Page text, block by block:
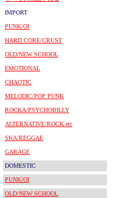
IMPORT
PUNK/OI
HARD CORE/CRUST
OLD/NEW SCHOOL
EMOTIONAL
CHAOTIC
MELODIC/POP PUNK
ROCKA/PSYCHOBILLY
ALTERNATIVE/ROCK etc
SKA/REGGAE
GARAGE
DOMESTIC
PUNK/OI
OLD/NEW SCHOOL